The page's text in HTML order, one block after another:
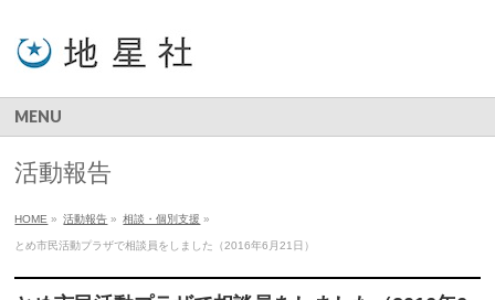
MENU
活動報告
HOME » 活動報告 » 相談・個別支援 »
とめ市民活動プラザで相談員をしました（2016年6月21日）